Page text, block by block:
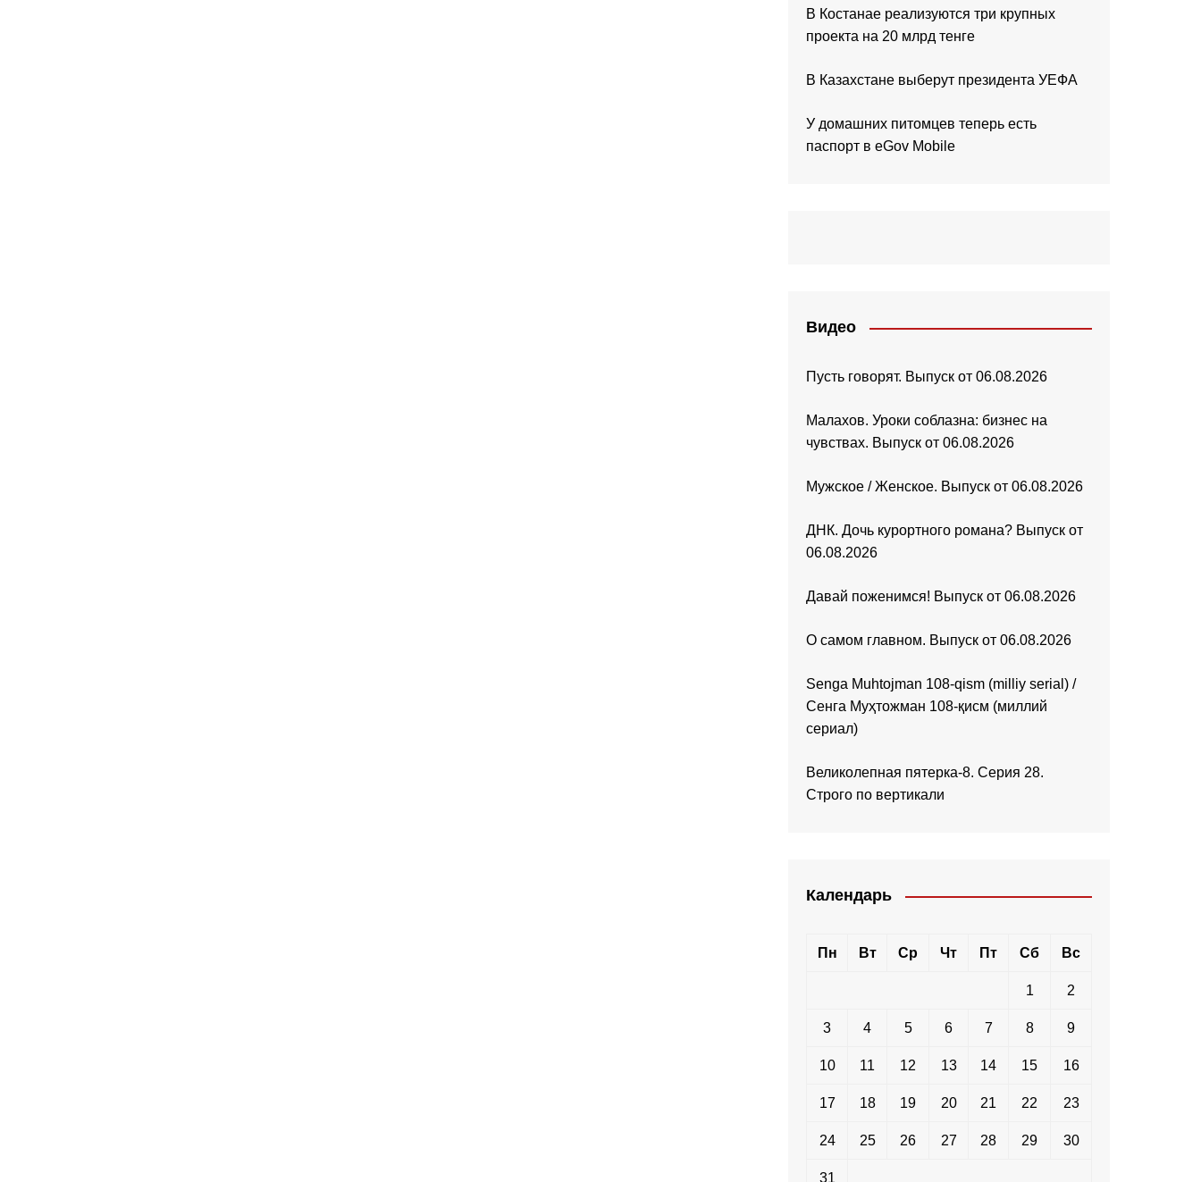
В Костанае реализуются три крупных
проекта на 20 млрд тенге
В Казахстане выберут президента УЕФА
У домашних питомцев теперь есть
паспорт в eGov Mobile
Видео
Пусть говорят. Выпуск от 06.08.2026
Малахов. Уроки соблазна: бизнес на
чувствах. Выпуск от 06.08.2026
Мужское / Женское. Выпуск от 06.08.2026
ДНК. Дочь курортного романа? Выпуск от
06.08.2026
Давай поженимся! Выпуск от 06.08.2026
О самом главном. Выпуск от 06.08.2026
Senga Muhtojman 108-qism (milliy serial) /
Сенга Муҳтожман 108-қисм (миллий
сериал)
Великолепная пятерка-8. Серия 28.
Строго по вертикали
Календарь
Пн Вт Ср Чт Пт Сб Вс
1 2
3 4 5 6 7 8 9
10 11 12 13 14 15 16
17 18 19 20 21 22 23
24 25 26 27 28 29 30
31